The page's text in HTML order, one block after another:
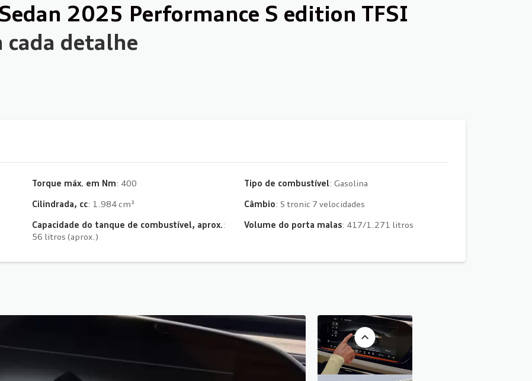
2025 Performance S edition TFSI
cada detalhe
Torque máx. em Nm : 400
Cilindrada, cc : 1.984 cm³
Capacidade do tanque de combustível, aprox.:
56 litros (aprox.)
Tipo de combustível : Gasolina
Câmbio : S tronic 7 velocidades
Volume do porta malas : 417/1.271 litros